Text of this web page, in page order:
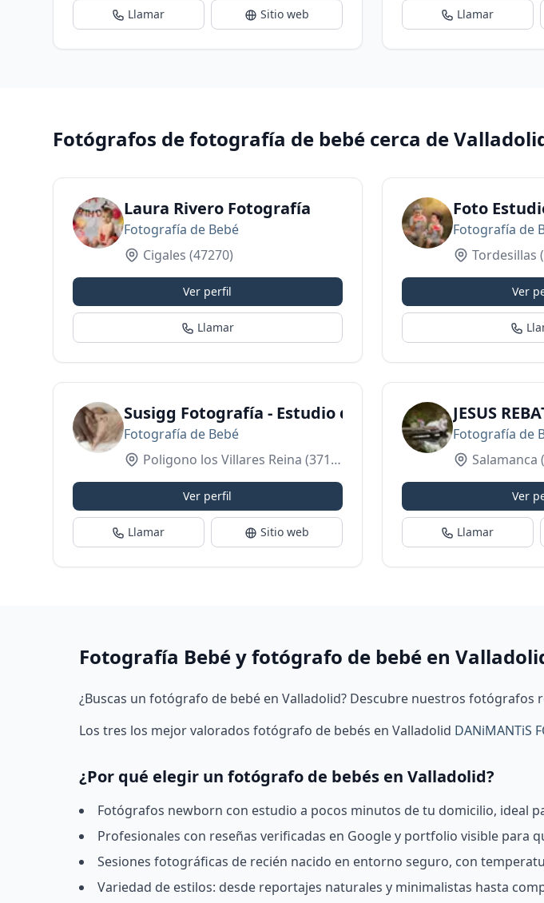
Llamar Sitio web Llamar
Fotógrafos de fotografía de bebé cerca de
Laura Rivero Fotografía
Fotografía de Bebé
Cigales (47270)
Ver perfil
Llamar
Foto
Fotografía de
Tordesillas
Ver
Susigg Fotografía - Estudio de Fotografías en
Fotografía de Bebé
Poligono los Villares Reina (37184)
Ver perfil
Llamar Sitio web
JESUS
Fotografía de
Salamanca
Ver
Llamar
Fotografía Bebé y fotógrafo de bebé en
¿Buscas un fotógrafo de bebé en Valladolid? Descubre nuestros
Los tres los mejor valorados fotógrafo de bebés en Valladolid DANiMANTiS
¿Por qué elegir un fotógrafo de bebés en Valladolid?
Fotógrafos newborn con estudio a pocos minutos de tu domicilio, ideal
Profesionales con reseñas verificadas en Google y portfolio visible para
Sesiones fotográficas de recién nacido en entorno seguro, con
Variedad de estilos: desde reportajes naturales y minimalistas hasta